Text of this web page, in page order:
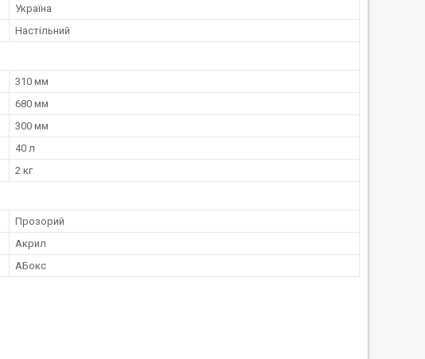
Україна
Настільний
310 мм
680 мм
300 мм
40 л
2 кг
Прозорий
Акрил
АБокс